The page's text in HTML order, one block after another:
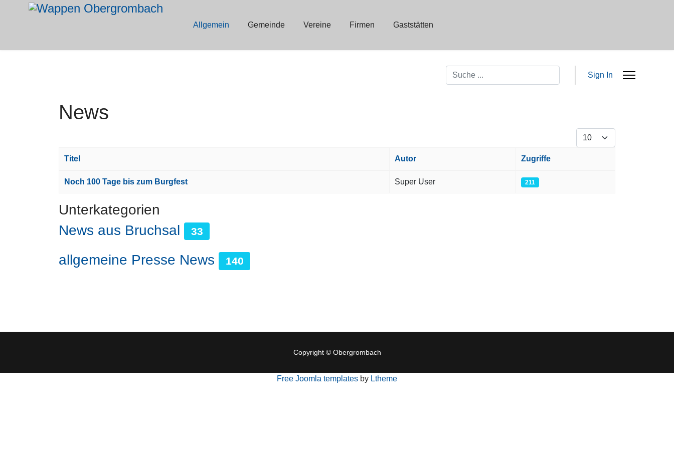
Allgemein Gemeinde Vereine Firmen Gaststätten
Suchen Sign In
News
Anzeige #
Titel Autor Zugriffe
Noch 100 Tage bis zum Burgfest Super User 211
Unterkategorien
News aus Bruchsal
33
allgemeine Presse News 140
Copyright © Obergrombach
Free Joomla templates by Ltheme